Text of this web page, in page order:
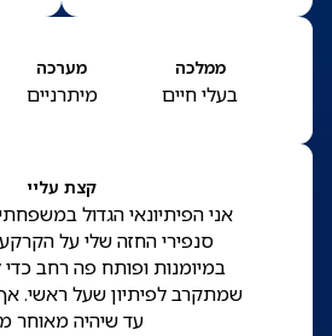
ממלכה
בעלי חיים
מערכה
מיתרניים
קצת עליי
אני הפיתיונאי הגדול
סנפירי החזה שלי על
במיומנות ופותח פה רחב
שמתקרב לפיתיון שעל ראשי.
עד שיהיה מאוחר